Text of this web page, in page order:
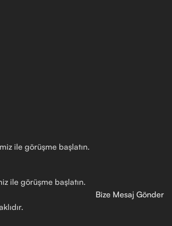
ile görüşme başlatın.
ile görüşme başlatın.
Bize Mesaj Gönder